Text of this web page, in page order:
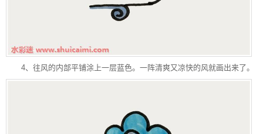
4、往风的内部平铺涂上一层蓝色。一阵清爽又凉快的风就画出来了。